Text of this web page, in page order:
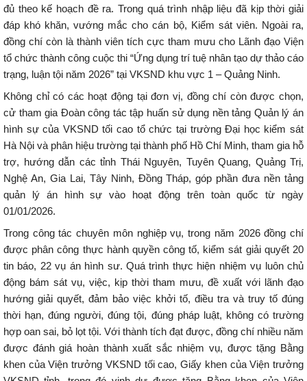
đủ theo kế hoạch đề ra. Trong quá trình nhập liệu đã kịp thời giải
đáp khó khăn, vướng mắc cho cán bộ, Kiểm sát viên. Ngoài ra,
đồng chí còn là thành viên tích cực tham mưu cho Lãnh đạo Viện
tổ chức thành công cuộc thi “Ứng dụng trí tuệ nhân tạo dự thảo cáo
trạng, luận tội năm 2026” tại VKSND khu vực 1 – Quảng Ninh.
Không chỉ có các hoạt động tại đơn vị, đồng chí còn được chọn,
cử tham gia Đoàn công tác tập huấn sử dụng nền tảng Quản lý án
hình sự của VKSND tối cao tổ chức tại trường Đại học kiểm sát
Hà Nội và phân hiệu trường tại thành phố Hồ Chí Minh, tham gia hỗ
trợ, hướng dẫn các tỉnh Thái Nguyên, Tuyên Quang, Quảng Trị,
Nghệ An, Gia Lai, Tây Ninh, Đồng Tháp, góp phần đưa nền tảng
quản lý án hình sự vào hoạt động trên toàn quốc từ ngày
01/01/2026.
Trong công tác chuyên môn nghiệp vụ, trong năm 2026 đồng chí
được phân công thực hành quyền công tố, kiểm sát giải quyết 20
tin báo, 22 vụ án hình sư. Quá trình thực hiện nhiệm vụ luôn chủ
động bám sát vụ, việc, kịp thời tham mưu, đề xuất với lãnh đạo
hướng giải quyết, đảm bảo việc khởi tố, điều tra và truy tố đúng
thời hạn, đúng người, đúng tội, đúng pháp luật, không có trường
hợp oan sai, bỏ lọt tội. Với thành tích đạt được, đồng chí nhiều năm
được đánh giá hoàn thành xuất sắc nhiệm vụ, được tặng Bằng
khen của Viện trưởng VKSND tối cao, Giấy khen của Viện trưởng